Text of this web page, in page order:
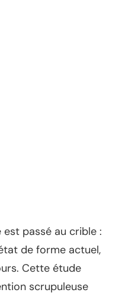
passé au crible :
de forme actuel,
Cette étude
scrupuleuse